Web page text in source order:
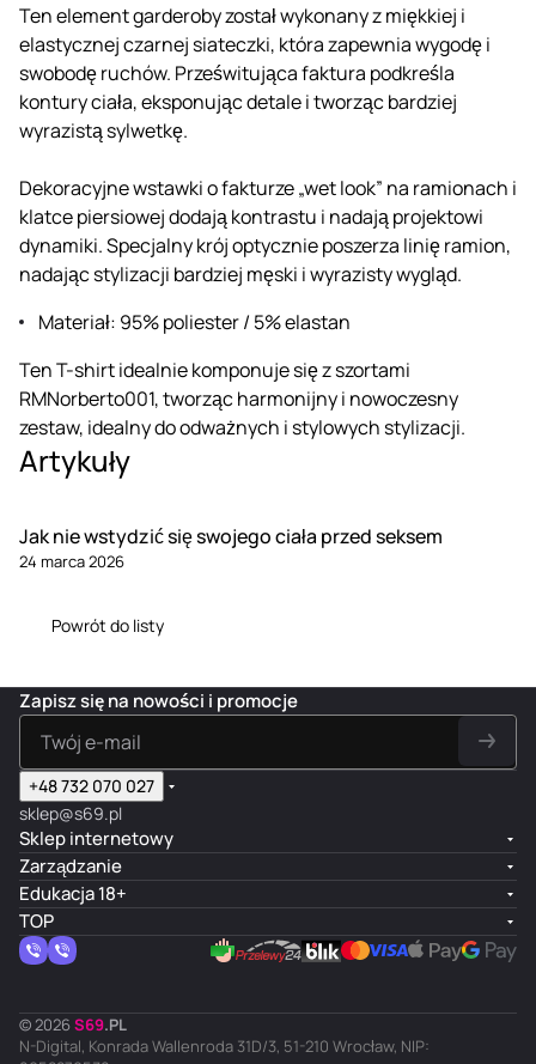
Ten element garderoby został wykonany z miękkiej i
elastycznej czarnej siateczki, która zapewnia wygodę i
swobodę ruchów. Prześwitująca faktura podkreśla
kontury ciała, eksponując detale i tworząc bardziej
wyrazistą sylwetkę.
Dekoracyjne wstawki o fakturze „wet look” na ramionach i
klatce piersiowej dodają kontrastu i nadają projektowi
dynamiki. Specjalny krój optycznie poszerza linię ramion,
nadając stylizacji bardziej męski i wyrazisty wygląd.
Materiał: 95% poliester / 5% elastan
Ten T-shirt idealnie komponuje się z szortami
RMNorberto001, tworząc harmonijny i nowoczesny
zestaw, idealny do odważnych i stylowych stylizacji.
Artykuły
Jak nie wstydzić się swojego ciała przed seksem
24 marca 2026
Powrót do listy
Zapisz się na nowości i promocje
+48 732 070 027
sklep@s69.pl
Sklep internetowy
Zarządzanie
Edukacja 18+
TOP
© 2026 S69.PL
N-Digital, Konrada Wallenroda 31D/3, 51-210 Wrocław, NIP: